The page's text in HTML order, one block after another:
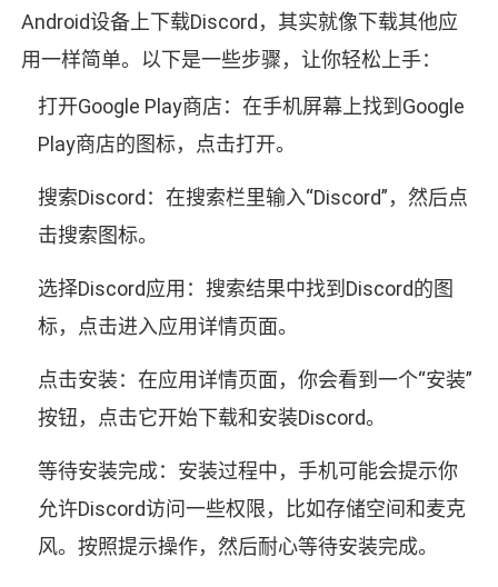
Android设备上下载Discord，其实就像下载其他应
用一样简单。以下是一些步骤，让你轻松上手：
打开Google Play商店：在手机屏幕上找到Google
Play商店的图标，点击打开。
搜索Discord：在搜索栏里输入“Discord”，然后点
击搜索图标。
选择Discord应用：搜索结果中找到Discord的图
标，点击进入应用详情页面。
点击安装：在应用详情页面，你会看到一个“安装”
按钮，点击它开始下载和安装Discord。
等待安装完成：安装过程中，手机可能会提示你
允许Discord访问一些权限，比如存储空间和麦克
风。按照提示操作，然后耐心等待安装完成。